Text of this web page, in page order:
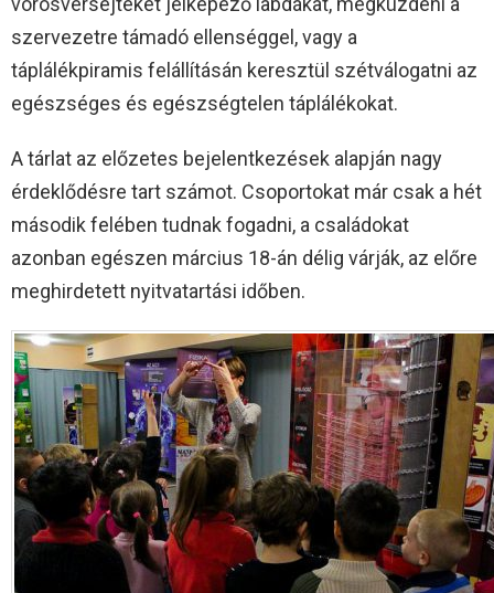
szervezetre támadó ellenséggel, vagy a
táplálékpiramis felállításán keresztül szétválogatni az
egészséges és egészségtelen táplálékokat.
A tárlat az előzetes bejelentkezések alapján nagy
érdeklődésre tart számot. Csoportokat már csak a hét
második felében tudnak fogadni, a családokat
azonban egészen március 18-án délig várják, az előre
meghirdetett nyitvatartási időben.